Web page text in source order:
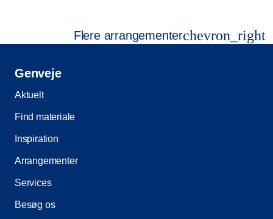
Flere arrangementerchevron_right
Genveje
Aktuelt
Find materiale
Inspiration
Arrangementer
Services
Besøg os